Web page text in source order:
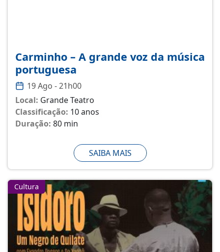
Carminho – A grande voz da música
portuguesa
19 Ago - 21h00
Local: Grande Teatro
Classificação: 10 anos
Duração: 80 min
SAIBA MAIS
Cultura